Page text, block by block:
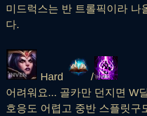
미드럭스는 반 트롤픽이라 나
다.
Hard
/
어려워요... 골카만 던지면 W
호응도 어렵고 중반 스플릿구